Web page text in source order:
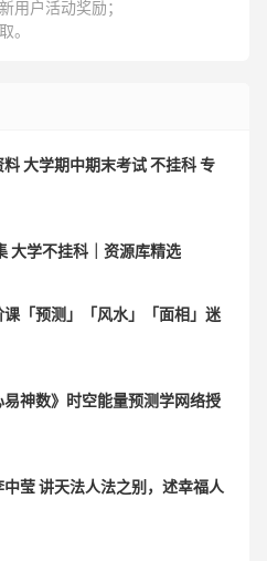
用户活动奖励；
。
大学期中期末考试 不挂科 专
大学不挂科｜资源库精选
「预测」「风水」「面相」迷
神数》时空能量预测学网络授
中莹 讲天法人法之别，述幸福人